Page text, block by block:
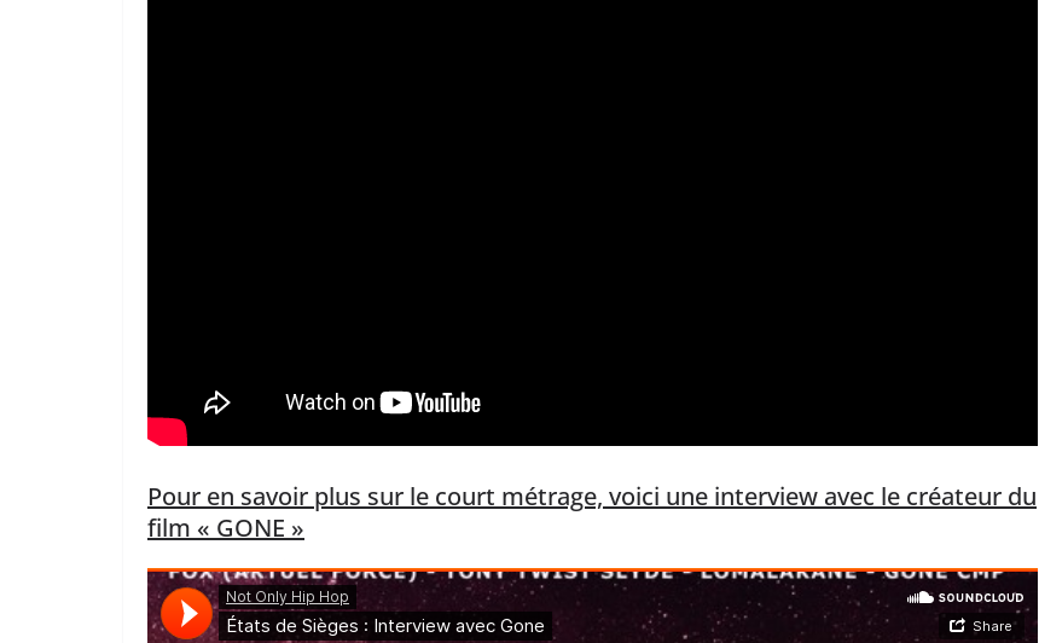
Pour en savoir plus sur le court métrage, voici une interview avec le créateur du
film « GONE »